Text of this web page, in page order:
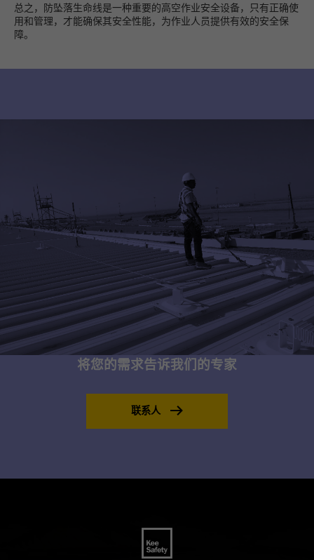
总之，防坠落生命线是一种重要的高空作业安全设备，只有正确使
用和管理，才能确保其安全性能，为作业人员提供有效的安全保
障。
将您的需求告诉我们的专家
联系人